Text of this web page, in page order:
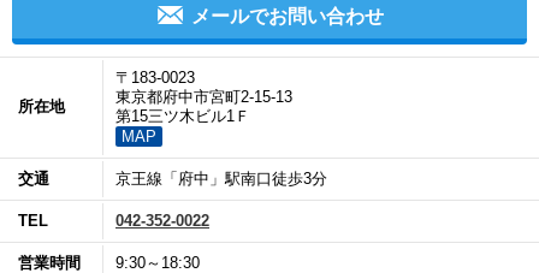
メールでお問い合わせ
所在地
〒183-0023
東京都府中市宮町2-15-13
第15三ツ木ビル1Ｆ
MAP
交通 京王線「府中」駅南口徒歩3分
TEL 042-352-0022
営業時間 9:30～18:30